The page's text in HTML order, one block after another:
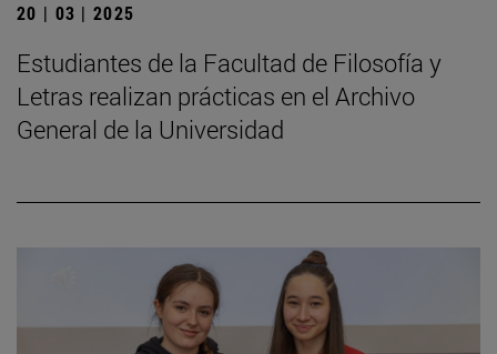
20 | 03 | 2025
Estudiantes de la Facultad de Filosofía y
Letras realizan prácticas en el Archivo
General de la Universidad